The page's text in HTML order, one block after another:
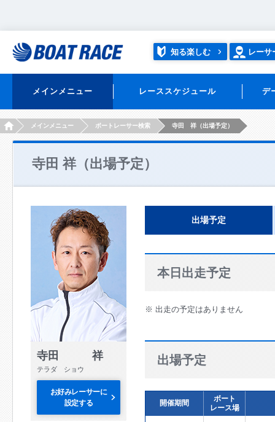
知る楽しむ レーサ
メインメニュー レーススケジュール デ
HOMEメインメニュー ボートレーサー検索 寺田 祥（出場予定）
寺田 祥（出場予定）
寺田 祥
テラダ ショウ
お好みレーサーに
設定する
出場予定
本日出走予定
※ 出走の予定はありません
出場予定
開催期間
ボート
レース場